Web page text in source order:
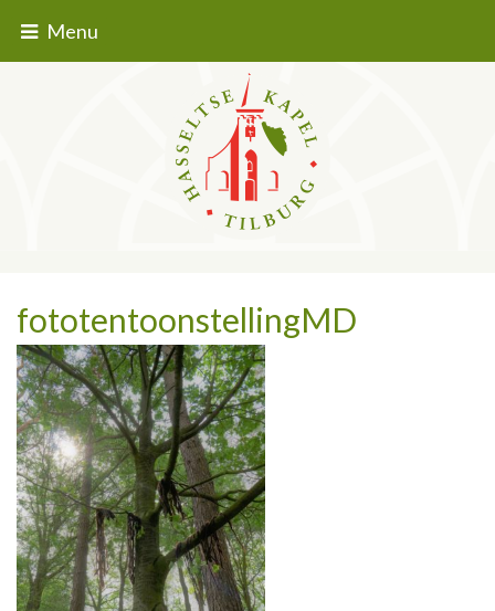
Menu
fototentoonstellingMD